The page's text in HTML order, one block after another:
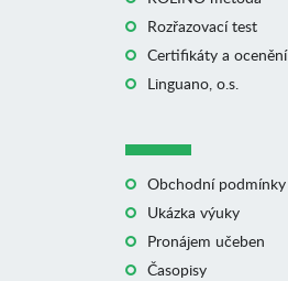
Rozřazovací test
Certifikáty a ocenění
Linguano, o.s.
Obchodní podmínky
Ukázka výuky
Pronájem učeben
Časopisy